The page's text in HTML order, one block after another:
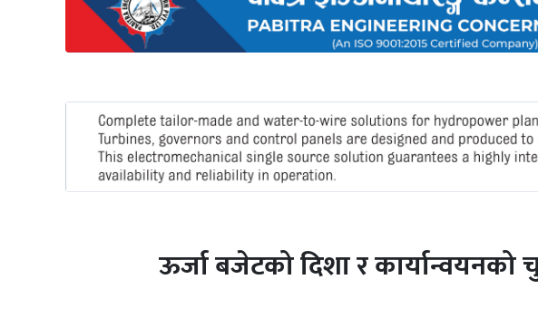
जलवायु
ऊर्जा बजेटको दिशा र कार्यान्वयनको